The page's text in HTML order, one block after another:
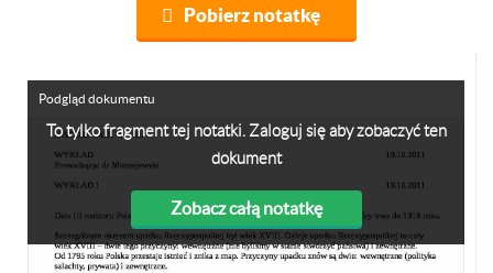
Pobierz notatkę
To tylko fragment tej notatki. Zaloguj się aby zobaczyć ten
dokument
Zobacz całą notatkę
Podgląd dokumentu